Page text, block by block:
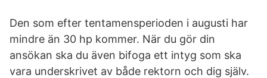
Den som efter tentamensperioden i augusti har
mindre än 30 hp kommer. När du gör din
ansökan ska du även bifoga ett intyg som ska
vara underskrivet av både rektorn och dig själv.